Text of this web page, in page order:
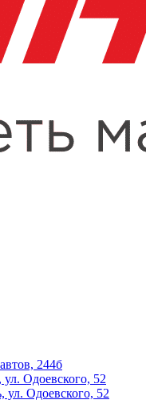
244б
Одоевского, 52
ул. Одоевского, 52